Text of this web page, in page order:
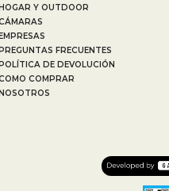
HOGAR Y OUTDOOR
EMPRESAS
PREGUNTAS FRECUENTES
POLÍTICA DE DEVOLUCIÓN
COMPRAR
NOSOTROS